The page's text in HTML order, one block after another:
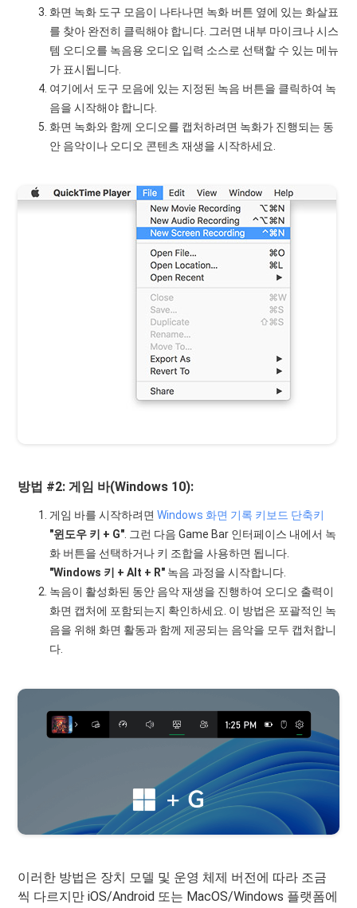
화면 녹화 도구 모음이 나타나면 녹화 버튼 옆에 있는 화살표
를 찾아 완전히 클릭해야 합니다. 그러면 내부 마이크나 시스
템 오디오를 녹음용 오디오 입력 소스로 선택할 수 있는 메뉴
가 표시됩니다.
여기에서 도구 모음에 있는 지정된 녹음 버튼을 클릭하여 녹
음을 시작해야 합니다.
화면 녹화와 함께 오디오를 캡처하려면 녹화가 진행되는 동
안 음악이나 오디오 콘텐츠 재생을 시작하세요.
방법 #2: 게임 바(Windows 10):
게임 바를 시작하려면Windows 화면 기록 키보드 단축키
"윈도우 키 + G" . 그런 다음 Game Bar 인터페이스 내에서 녹
화 버튼을 선택하거나 키 조합을 사용하면 됩니다.
"Windows 키 + Alt + R" 녹음 과정을 시작합니다.
녹음이 활성화된 동안 음악 재생을 진행하여 오디오 출력이
화면 캡처에 포함되는지 확인하세요. 이 방법은 포괄적인 녹
음을 위해 화면 활동과 함께 제공되는 음악을 모두 캡처합니
다.
이러한 방법은 장치 모델 및 운영 체제 버전에 따라 조금
씩 다르지만 iOS/Android 또는 MacOS/Windows 플랫폼에